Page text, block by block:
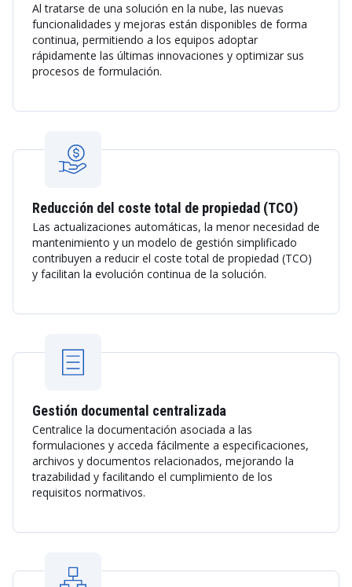
Al tratarse de una solución en la nube, las nuevas
funcionalidades y mejoras están disponibles de forma
continua, permitiendo a los equipos adoptar
rápidamente las últimas innovaciones y optimizar sus
procesos de formulación.
Reducción del coste total de propiedad (TCO)
Las actualizaciones automáticas, la menor necesidad de
mantenimiento y un modelo de gestión simplificado
contribuyen a reducir el coste total de propiedad (TCO)
y facilitan la evolución continua de la solución.
Gestión documental centralizada
Centralice la documentación asociada a las
formulaciones y acceda fácilmente a especificaciones,
archivos y documentos relacionados, mejorando la
trazabilidad y facilitando el cumplimiento de los
requisitos normativos.